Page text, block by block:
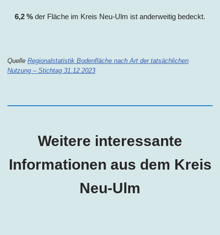
6,2 % der Fläche im Kreis Neu-Ulm ist anderweitig bedeckt.
Quelle Regionalstatistik Bodenfläche nach Art der tatsächlichen
Nutzung – Stichtag 31.12.2023
Weitere interessante
Informationen aus dem Kreis
Neu-Ulm